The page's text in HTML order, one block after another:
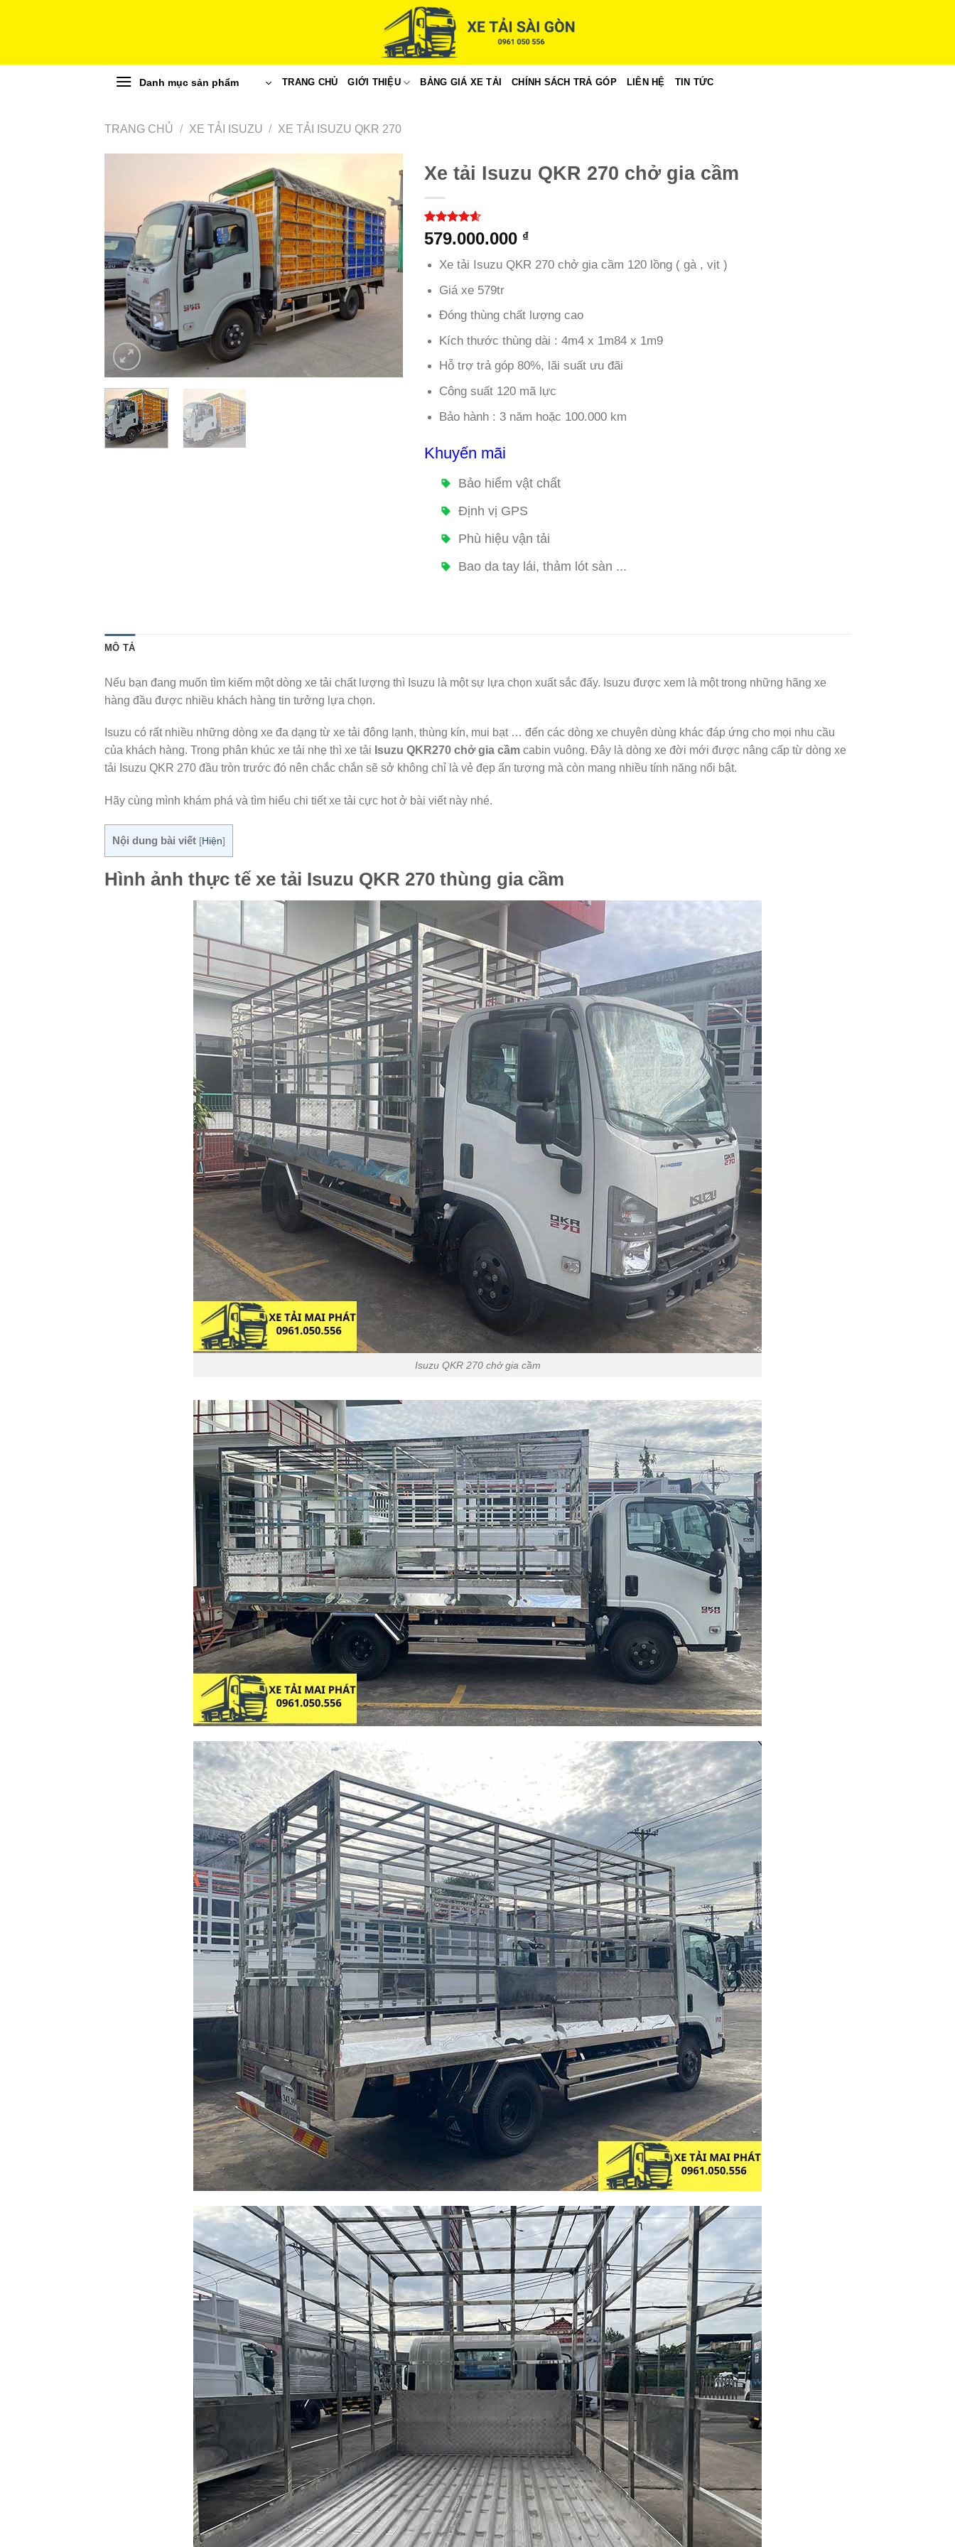
Danh mục sản phẩm TRANG CHỦ GIỚI THIỆU BẢNG GIÁ XE TẢI CHÍNH SÁCH TRẢ GÓP LIÊN HỆ TIN TỨC
TRANG CHỦ / XE TẢI ISUZU / XE TẢI ISUZU QKR 270
Xe tải Isuzu QKR 270 chở gia cầm
4.54trên
5 dựa trên
35
579.000.000 ₫
Xe tải Isuzu QKR 270 chở gia cầm 120 lồng ( gà , vịt )
Giá xe 579tr
Đóng thùng chất lượng cao
Kích thước thùng dài : 4m4 x 1m84 x 1m9
Hỗ trợ trả góp 80%, lãi suất ưu đãi
Công suất 120 mã lực
Bảo hành : 3 năm hoặc 100.000 km
Khuyến mãi
Bảo hiểm vật chất
Định vị GPS
Phù hiệu vận tải
Bao da tay lái, thảm lót sàn ...
MÔ TẢ
Nếu bạn đang muốn tìm kiếm một dòng xe tải chất lượng thì Isuzu là một sự lựa chọn xuất sắc đấy. Isuzu được xem là một trong những hãng xe
hàng đầu được nhiều khách hàng tin tưởng lựa chọn.
Isuzu có rất nhiều những dòng xe đa dạng từ xe tải đông lạnh, thùng kín, mui bạt … đến các dòng xe chuyên dùng khác đáp ứng cho mọi nhu cầu
của khách hàng. Trong phân khúc xe tải nhẹ thì xe tải Isuzu QKR270 chở gia cầm cabin vuông. Đây là dòng xe đời mới được nâng cấp từ dòng xe
tải Isuzu QKR 270 đầu tròn trước đó nên chắc chắn sẽ sở không chỉ là vẻ đẹp ấn tượng mà còn mang nhiều tính năng nổi bật.
Hãy cùng mình khám phá và tìm hiểu chi tiết xe tải cực hot ở bài viết này nhé.
Nội dung bài viết [Hiện]
Hình ảnh thực tế xe tải Isuzu QKR 270 thùng gia cầm
Isuzu QKR 270 chở gia cầm